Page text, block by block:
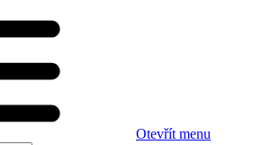
Otevřít menu